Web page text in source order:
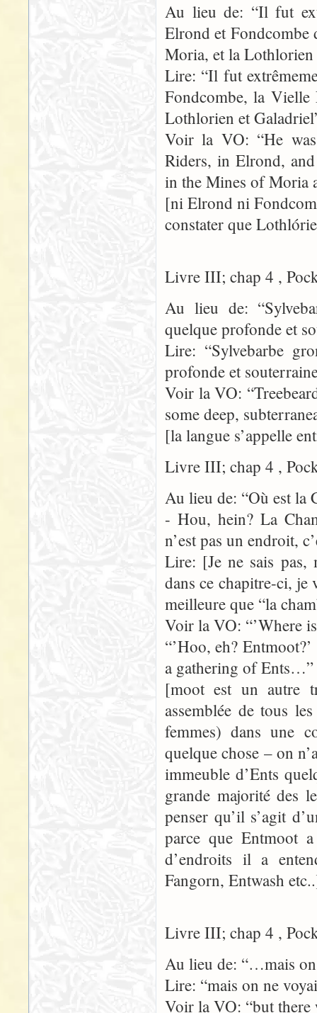
Au lieu de: “Il fut
Elrond et Fondcombe
Moria, et la
Lire: “Il fut
Fondcombe, la
Lothlorien et
Voir la VO: “He
Riders, in Elrond,
in the Mines of Moria
[ni Elrond ni
constater que
Livre III; chap 4 ,
Au lieu de:
quelque profonde et
Lire: “Sylvebarbe
profonde et
Voir la VO:
some deep,
[la langue s’appelle
Livre III; chap 4 ,
Au lieu de: “Où est la
- Hou, hein? La
n’est pas un endroit,
Lire: [Je ne sais pas,
dans ce chapitre-ci, je
meilleure que “la
Voir la VO: “’Where
“’Hoo, eh?
a gathering of Ents…”
[moot est un autre
assemblée de tous
femmes) dans une
quelque chose – on
immeuble d’Ents
grande majorité des
penser qu’il s’agit
parce que Entmoot
d’endroits il a
Fangorn, Entwash
Livre III; chap 4 ,
Au lieu de: “…mais on
Lire: “mais on ne
Voir la VO: “but there